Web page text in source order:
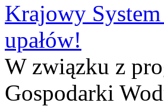
Krajowy
upałów!
W związku z
Gospodarki